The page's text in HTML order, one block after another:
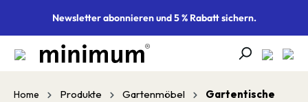
springenNewsletter abonnieren und 5 % Rabatt sichern.
Home Produkte Gartenmöbel Gartentische